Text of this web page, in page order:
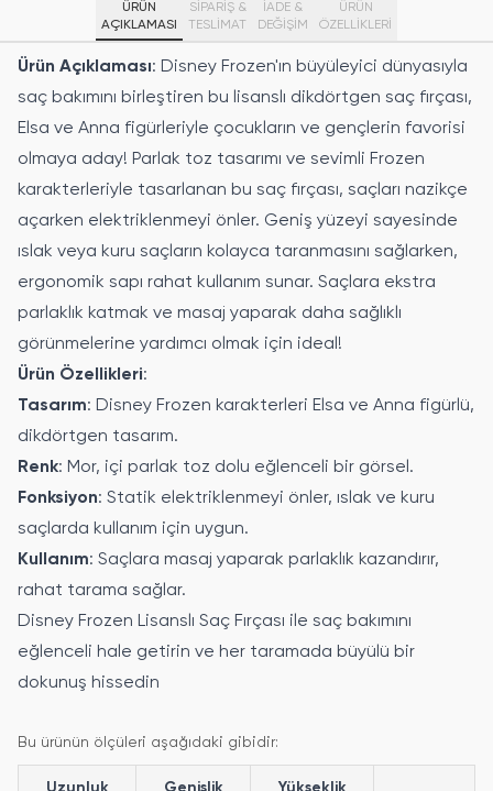
ÜRÜN
AÇIKLAMASI
SİPARİŞ &
TESLİMAT
İADE &
DEĞİŞİM
ÜRÜN
ÖZELLIKLERI
Ürün Açıklaması: Disney Frozen'ın büyüleyici dünyasıyla
saç bakımını birleştiren bu lisanslı dikdörtgen saç fırçası,
Elsa ve Anna figürleriyle çocukların ve gençlerin favorisi
olmaya aday! Parlak toz tasarımı ve sevimli Frozen
karakterleriyle tasarlanan bu saç fırçası, saçları nazikçe
açarken elektriklenmeyi önler. Geniş yüzeyi sayesinde
ıslak veya kuru saçların kolayca taranmasını sağlarken,
ergonomik sapı rahat kullanım sunar. Saçlara ekstra
parlaklık katmak ve masaj yaparak daha sağlıklı
görünmelerine yardımcı olmak için ideal!
Ürün Özellikleri:
Tasarım: Disney Frozen karakterleri Elsa ve Anna figürlü,
dikdörtgen tasarım.
Renk: Mor, içi parlak toz dolu eğlenceli bir görsel.
Fonksiyon: Statik elektriklenmeyi önler, ıslak ve kuru
saçlarda kullanım için uygun.
Kullanım: Saçlara masaj yaparak parlaklık kazandırır,
rahat tarama sağlar.
Disney Frozen Lisanslı Saç Fırçası ile saç bakımını
eğlenceli hale getirin ve her taramada büyülü bir
dokunuş hissedin
Bu ürünün ölçüleri aşağıdaki gibidir:
Uzunluk Genişlik Yükseklik